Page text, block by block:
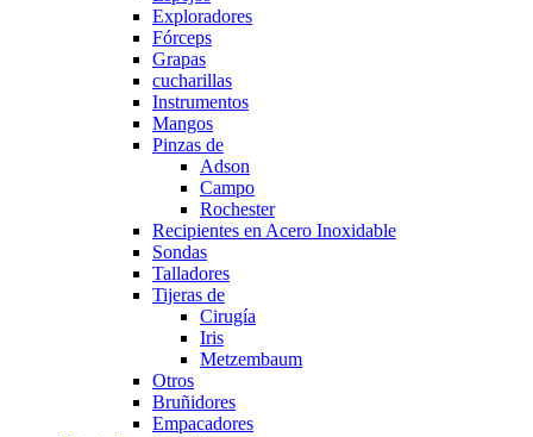
Exploradores
Fórceps
Grapas
cucharillas
Instrumentos
Mangos
Pinzas de
Adson
Campo
Rochester
Recipientes en Acero Inoxidable
Sondas
Talladores
Tijeras de
Cirugía
Iris
Metzembaum
Otros
Bruñidores
Empacadores